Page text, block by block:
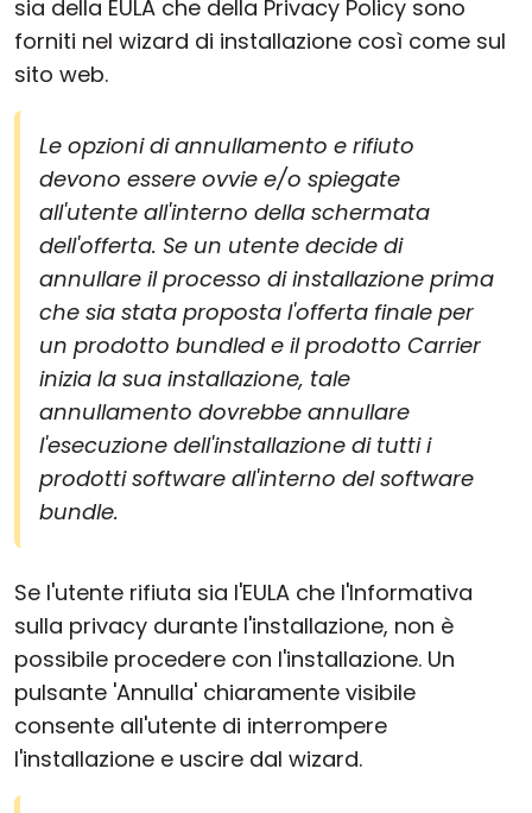
sia della EULA che della Privacy Policy sono
forniti nel wizard di installazione così come sul
sito web.
Le opzioni di annullamento e rifiuto
devono essere ovvie e/o spiegate
all'utente all'interno della schermata
dell'offerta. Se un utente decide di
annullare il processo di installazione prima
che sia stata proposta l'offerta finale per
un prodotto bundled e il prodotto Carrier
inizia la sua installazione, tale
annullamento dovrebbe annullare
l'esecuzione dell'installazione di tutti i
prodotti software all'interno del software
bundle.
Se l'utente rifiuta sia l'EULA che l'Informativa
sulla privacy durante l'installazione, non è
possibile procedere con l'installazione. Un
pulsante 'Annulla' chiaramente visibile
consente all'utente di interrompere
l'installazione e uscire dal wizard.